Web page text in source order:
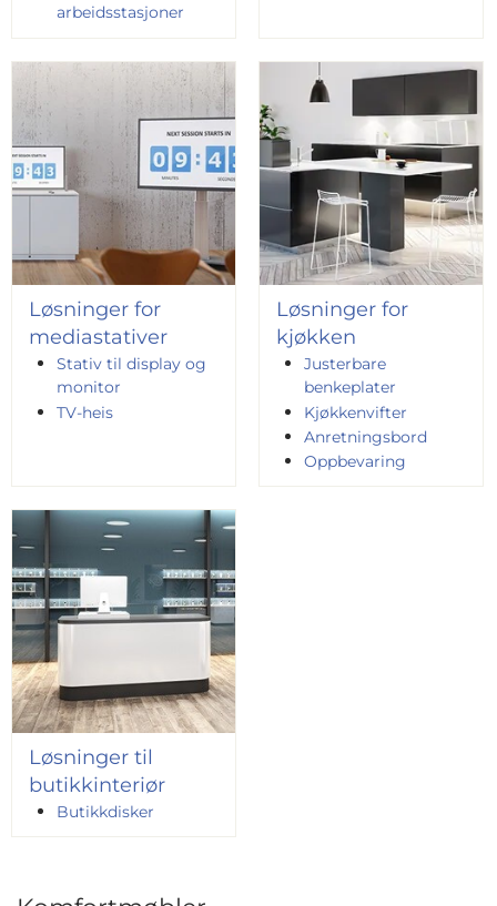
arbeidsstasjoner
Løsninger for
mediastativer
Stativ til display og
monitor
TV-heis
Løsninger for
kjøkken
Justerbare
benkeplater
Kjøkkenvifter
Anretningsbord
Oppbevaring
Løsninger til
butikkinteriør
Butikkdisker